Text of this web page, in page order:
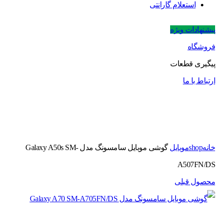
استعلام گارانتی
پیشنهادات ویژه
فروشگاه
پیگیری قطعات
ارتباط با ما
خانهshopموبایل گوشی موبایل سامسونگ مدل Galaxy A50s SM-
A507FN/DS
محصول قبلی